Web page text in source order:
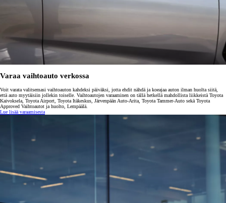
Varaa vaihtoauto verkossa
Voit varata valitsemasi vaihtoauton kahdeksi päiväksi, jotta ehdit nähdä ja koeajaa auton ilman huolta siitä,
että auto myytäisiin jollekin toiselle. Vaihtoautojen varaaminen on tällä hetkellä mahdollista liikkeistä Toyota
Kaivoksela, Toyota Airport, Toyota Itäkeskus, Järvenpään Auto-Arita, Toyota Tammer-Auto sekä Toyota
Approved Vaihtoautot ja huolto, Lempäälä.
Lue lisää varaamisesta